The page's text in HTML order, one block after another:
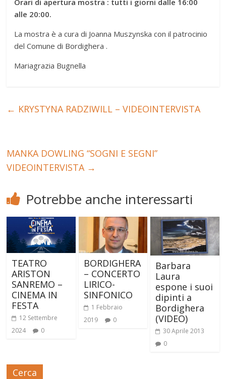
alle 20:00.
La mostra è a cura di Joanna Muszynska con il patrocinio
del Comune di Bordighera .
Mariagrazia Bugnella
← KRYSTYNA RADZIWILL – VIDEOINTERVISTA
MANKA DOWLING “SOGNI E SEGNI”
VIDEOINTERVISTA →
Potrebbe anche interessarti
TEATRO
ARISTON
SANREMO –
CINEMA IN
FESTA
12 Settembre
2024
0
BORDIGHERA
– CONCERTO
LIRICO-
SINFONICO
1 Febbraio
2019
0
Barbara
Laura
espone i suoi
dipinti a
Bordighera
(VIDEO)
30 Aprile 2013
0
Cerca